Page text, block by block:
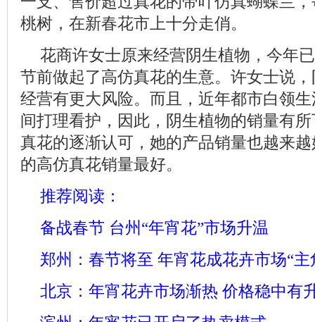
桃树，在新春花市上十分走俏。
花商许女士原来经营阴生植物，今年
节前做起了高仿真花的生意。许女士说
经营有更大风险。而且，近年都市白领
间打理看护，因此，阴生植物的销量有
真花的逐渐认可，她的产品销量也越来
的高仿真花销量最好。
推荐阅读：
备战春节 台州“年宵花”市场升温
郑州：春节将至 年宵花成花卉市场“主
北京：年宵花卉市场渐热 价格稳中有